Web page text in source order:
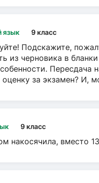
язык 9 класс
Подскажите,
из черновика в
Пересдача
за экзамен? И,
9 класс
накосячила, вместо